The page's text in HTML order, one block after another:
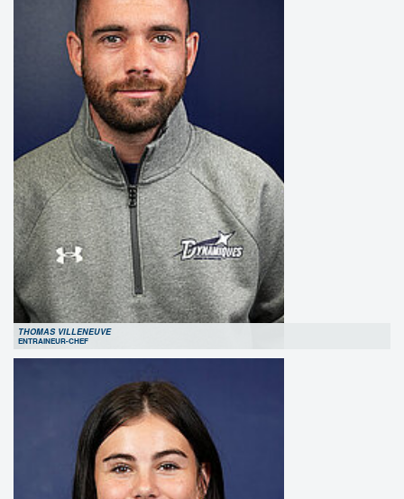
THOMAS VILLENEUVE
ENTRAINEUR-CHEF